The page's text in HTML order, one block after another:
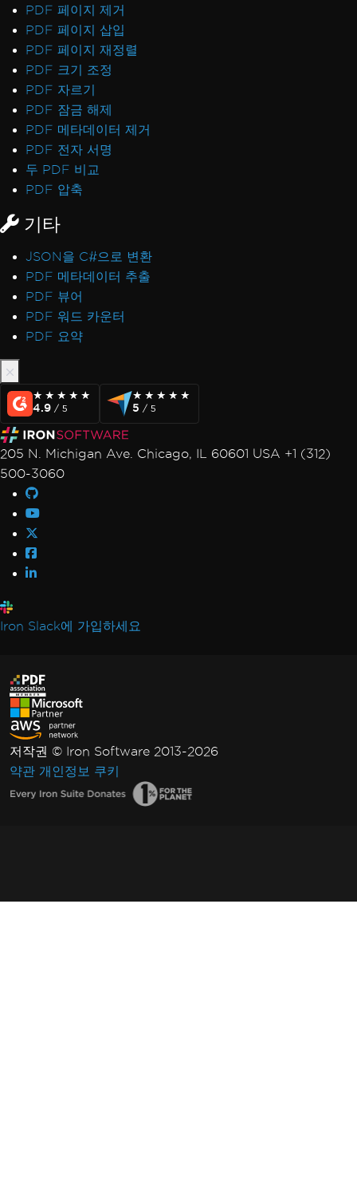
PDF 페이지 제거
PDF 페이지 삽입
PDF 페이지 재정렬
PDF 크기 조정
PDF 자르기
PDF 잠금 해제
PDF 메타데이터 제거
PDF 전자 서명
두 PDF 비교
PDF 압축
기타
JSON을 C#으로 변환
PDF 메타데이터 추출
PDF 뷰어
PDF 워드 카운터
PDF 요약
★★★★★
★★★★★
4.9 / 5
★★★★★
★★★★★
5 / 5
205 N. Michigan Ave. Chicago, IL 60601 USA +1 (312)
500-3060
Iron Slack에 가입하세요
저작권 © Iron Software 2013-2026
약관 개인정보 쿠키